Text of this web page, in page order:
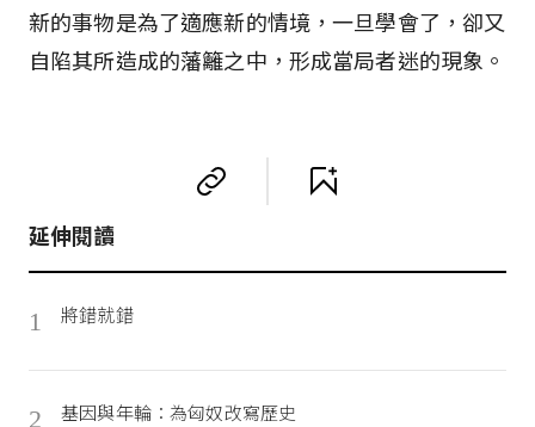
新的事物是為了適應新的情境，一旦學會了，卻又
自陷其所造成的藩籬之中，形成當局者迷的現象。
延伸閱讀
1 將錯就錯
2 基因與年輪：為匈奴改寫歷史